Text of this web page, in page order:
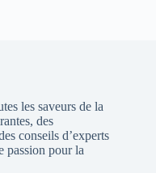
les saveurs de la
des
conseils d’experts
passion pour la